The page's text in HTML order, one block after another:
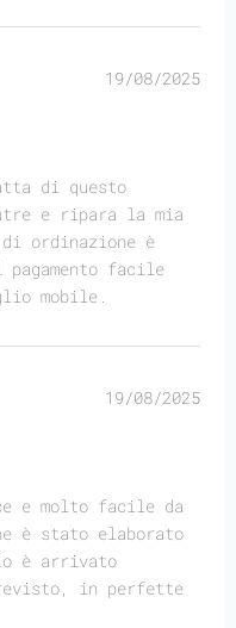
19/08/2025
di questo
e ripara la mia
ordinazione è
facile
mobile.
19/08/2025
e molto facile da
è stato elaborato
è arrivato
in perfette